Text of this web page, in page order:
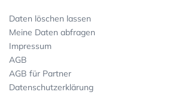
Daten löschen lassen
Meine Daten abfragen
Impressum
AGB
AGB für Partner
Datenschutzerklärung